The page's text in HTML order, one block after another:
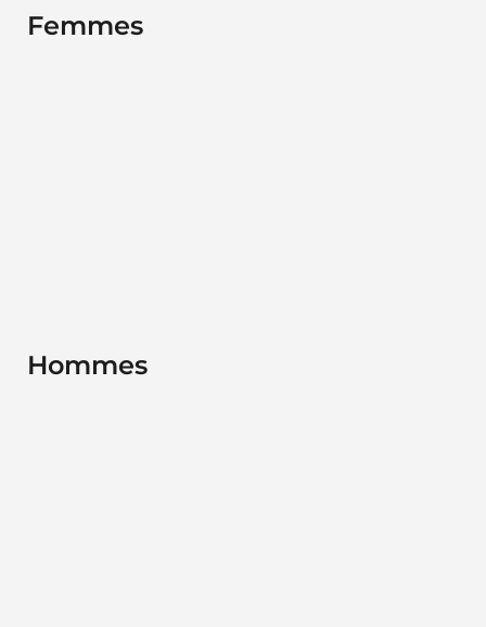
Femmes
Hommes